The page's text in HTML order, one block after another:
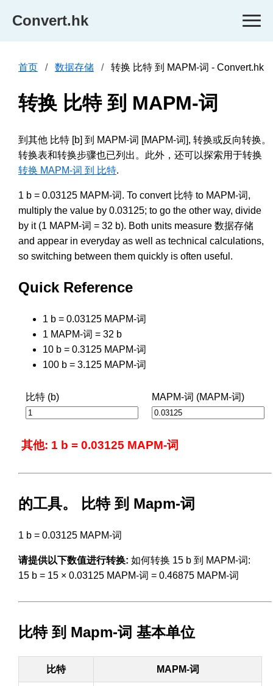
Convert.hk
首页 数据存储 转换 比特 到 MAPM-词 - Convert.hk
转换 比特 到 MAPM-词
到其他 比特 [b] 到 MAPM-词 [MAPM-词], 转换或反向转换。
转换表和转换步骤也已列出。此外，还可以探索用于转换
转换 MAPM-词 到 比特.
1 b = 0.03125 MAPM-词. To convert 比特 to MAPM-词,
multiply the value by 0.03125; to go the other way, divide
by it (1 MAPM-词 = 32 b). Both units measure 数据存储
and appear in everyday as well as technical calculations,
so switching between them quickly is often useful.
Quick Reference
1 b = 0.03125 MAPM-词
1 MAPM-词 = 32 b
10 b = 0.3125 MAPM-词
100 b = 3.125 MAPM-词
比特 (b) MAPM-词 (MAPM-词)
其他: 1 b = 0.03125 MAPM-词
的工具。 比特 到 Mapm-词
1 b = 0.03125 MAPM-词
请提供以下数值进行转换: 如何转换 15 b 到 MAPM-词:
15 b = 15 × 0.03125 MAPM-词 = 0.46875 MAPM-词
比特 到 Mapm-词 基本单位
比特 MAPM-词